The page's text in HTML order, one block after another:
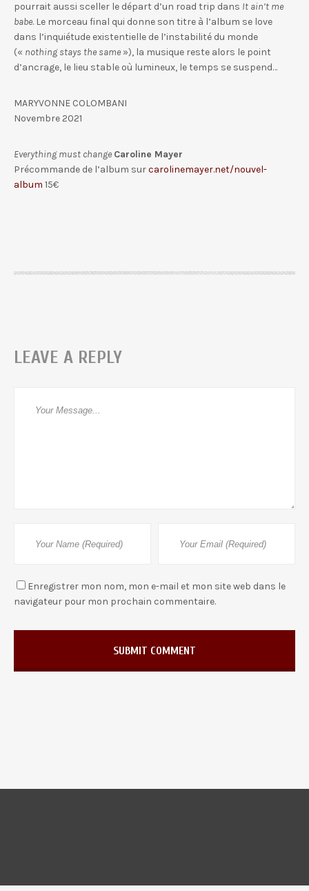
pourrait aussi sceller le départ d’un road trip dans It ain’t me
babe. Le morceau final qui donne son titre à l’album se love
dans l’inquiétude existentielle de l’instabilité du monde
(« nothing stays the same »), la musique reste alors le point
d’ancrage, le lieu stable où lumineux, le temps se suspend…
MARYVONNE COLOMBANI
Novembre 2021
Everything must change Caroline Mayer
Précommande de l’album surcarolinemayer.net/nouvel-
album 15€
LEAVE A REPLY
Enregistrer mon nom, mon e-mail et mon site web dans le
navigateur pour mon prochain commentaire.